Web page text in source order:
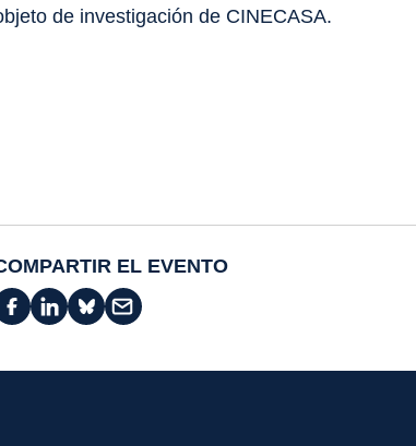
de investigación de CINECASA.
EL EVENTO